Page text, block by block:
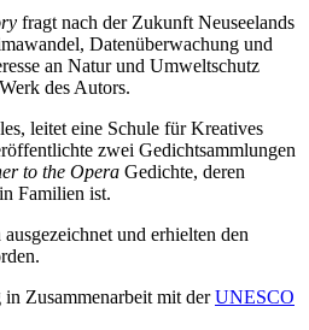
fragt nach der Zukunft Neuseelands
Datenüberwachung und
an Natur und Umweltschutz
des Autors.
leitet eine Schule für Kreatives
zwei Gedichtsammlungen
to the Opera Gedichte, deren
Familien ist.
und erhielten den
Zusammenarbeit mit derUNESCO